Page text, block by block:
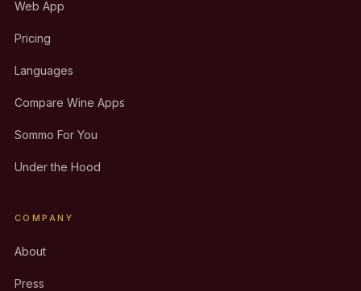
Web App
Pricing
Languages
Compare Wine Apps
Sommo For You
Under the Hood
COMPANY
About
Press